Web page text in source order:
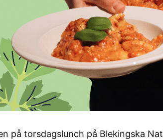
på torsdagslunch på Blekingska